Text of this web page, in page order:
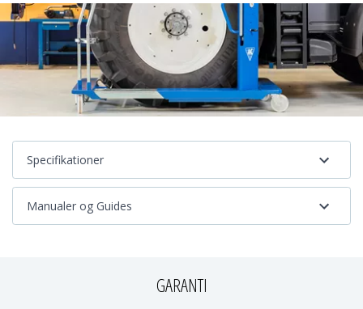
Specifikationer
Manualer og Guides
GARANTI